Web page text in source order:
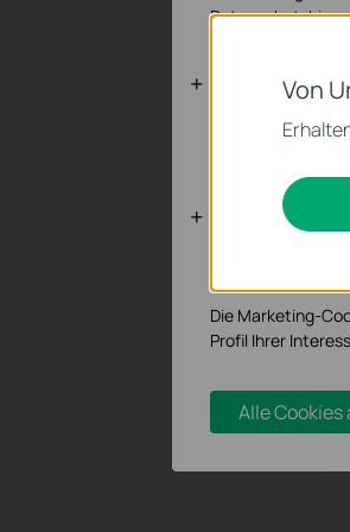
Von
Diese Cookies
Analyse-
Funktionsweise
Die Marketing-
Profil Ihrer
Alle